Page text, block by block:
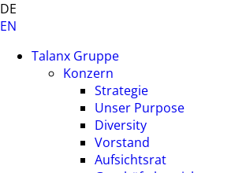
DE
EN
Talanx Gruppe
Konzern
Strategie
Unser Purpose
Diversity
Vorstand
Aufsichtsrat